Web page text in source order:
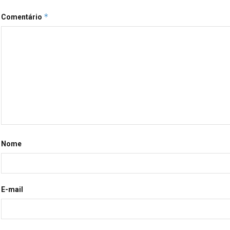
Comentário *
Nome
E-mail